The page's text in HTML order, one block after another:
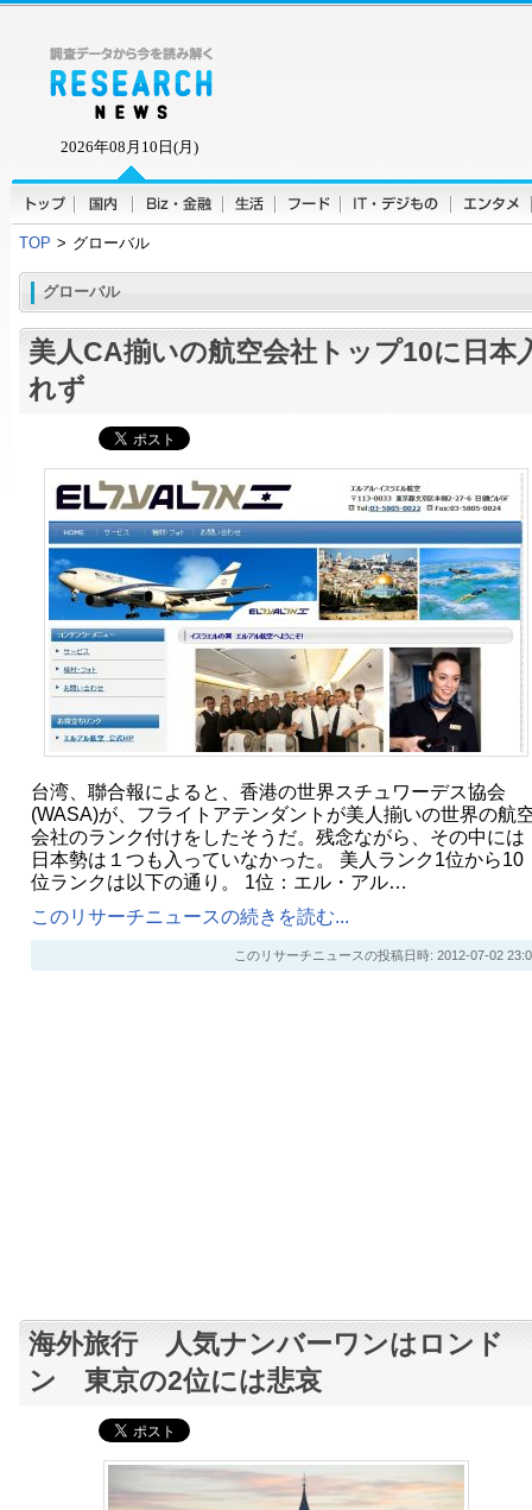
2026年08月10日(月)
TOP > グローバル
グローバル
美人CA揃いの航空会社トップ10に日本
れず
台湾、聯合報によると、香港の世界スチュワーデス協会
(WASA)が、フライトアテンダントが美人揃いの世界の航
会社のランク付けをしたそうだ。残念ながら、その中には
日本勢は１つも入っていなかった。 美人ランク1位から10
位ランクは以下の通り。 1位：エル・アル…
このリサーチニュースの続きを読む...
このリサーチニュースの投稿日時: 2012-07-02
海外旅行 人気ナンバーワンはロンド
ン 東京の2位には悲哀